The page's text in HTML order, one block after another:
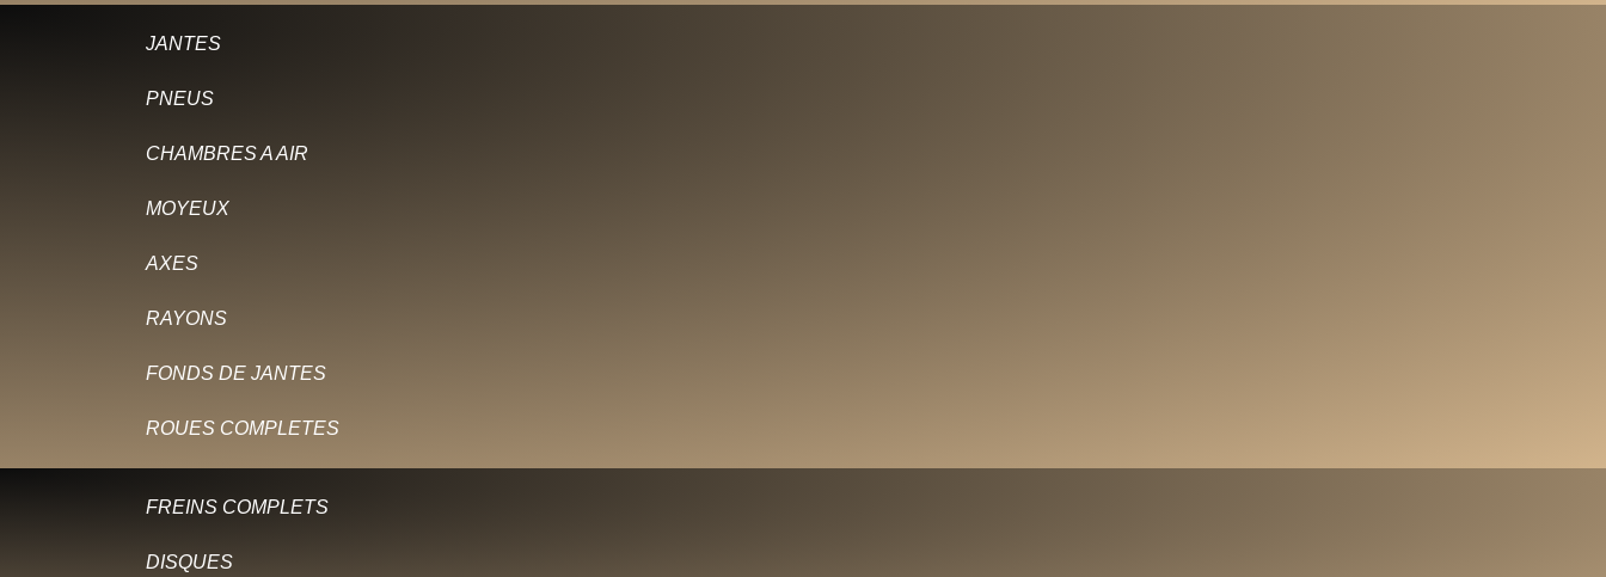
JANTES
PNEUS
CHAMBRES A AIR
MOYEUX
AXES
RAYONS
FONDS DE JANTES
ROUES COMPLETES
FREINS COMPLETS
DISQUES